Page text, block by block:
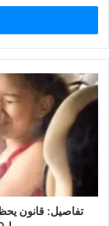
الإلكتروني
تفاصيل: قانون